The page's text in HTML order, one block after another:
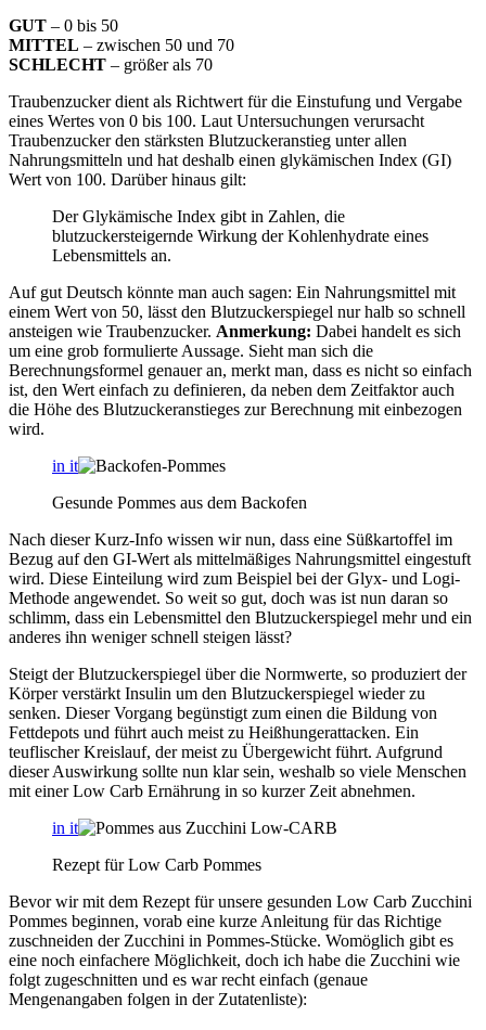
GUT – 0 bis 50
MITTEL – zwischen 50 und 70
SCHLECHT – größer als 70
Traubenzucker dient als Richtwert für die Einstufung und Vergabe
eines Wertes von 0 bis 100. Laut Untersuchungen verursacht
Traubenzucker den stärksten Blutzuckeranstieg unter allen
Nahrungsmitteln und hat deshalb einen glykämischen Index (GI)
Wert von 100. Darüber hinaus gilt:
Der Glykämische Index gibt in Zahlen, die
blutzuckersteigernde Wirkung der Kohlenhydrate eines
Lebensmittels an.
Auf gut Deutsch könnte man auch sagen: Ein Nahrungsmittel mit
einem Wert von 50, lässt den Blutzuckerspiegel nur halb so schnell
ansteigen wie Traubenzucker. Anmerkung: Dabei handelt es sich
um eine grob formulierte Aussage. Sieht man sich die
Berechnungsformel genauer an, merkt man, dass es nicht so einfach
ist, den Wert einfach zu definieren, da neben dem Zeitfaktor auch
die Höhe des Blutzuckeranstieges zur Berechnung mit einbezogen
wird.
in it
Gesunde Pommes aus dem Backofen
Nach dieser Kurz-Info wissen wir nun, dass eine Süßkartoffel im
Bezug auf den GI-Wert als mittelmäßiges Nahrungsmittel eingestuft
wird. Diese Einteilung wird zum Beispiel bei der Glyx- und Logi-
Methode angewendet. So weit so gut, doch was ist nun daran so
schlimm, dass ein Lebensmittel den Blutzuckerspiegel mehr und ein
anderes ihn weniger schnell steigen lässt?
Steigt der Blutzuckerspiegel über die Normwerte, so produziert der
Körper verstärkt Insulin um den Blutzuckerspiegel wieder zu
senken. Dieser Vorgang begünstigt zum einen die Bildung von
Fettdepots und führt auch meist zu Heißhungerattacken. Ein
teuflischer Kreislauf, der meist zu Übergewicht führt. Aufgrund
dieser Auswirkung sollte nun klar sein, weshalb so viele Menschen
mit einer Low Carb Ernährung in so kurzer Zeit abnehmen.
in it
Rezept für Low Carb Pommes
Bevor wir mit dem Rezept für unsere gesunden Low Carb Zucchini
Pommes beginnen, vorab eine kurze Anleitung für das Richtige
zuschneiden der Zucchini in Pommes-Stücke. Womöglich gibt es
eine noch einfachere Möglichkeit, doch ich habe die Zucchini wie
folgt zugeschnitten und es war recht einfach (genaue
Mengenangaben folgen in der Zutatenliste):